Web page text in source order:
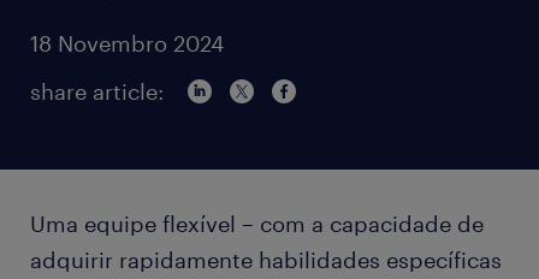
18 Novembro 2024
share article:
Uma equipe flexível – com a capacidade de
adquirir rapidamente habilidades específicas